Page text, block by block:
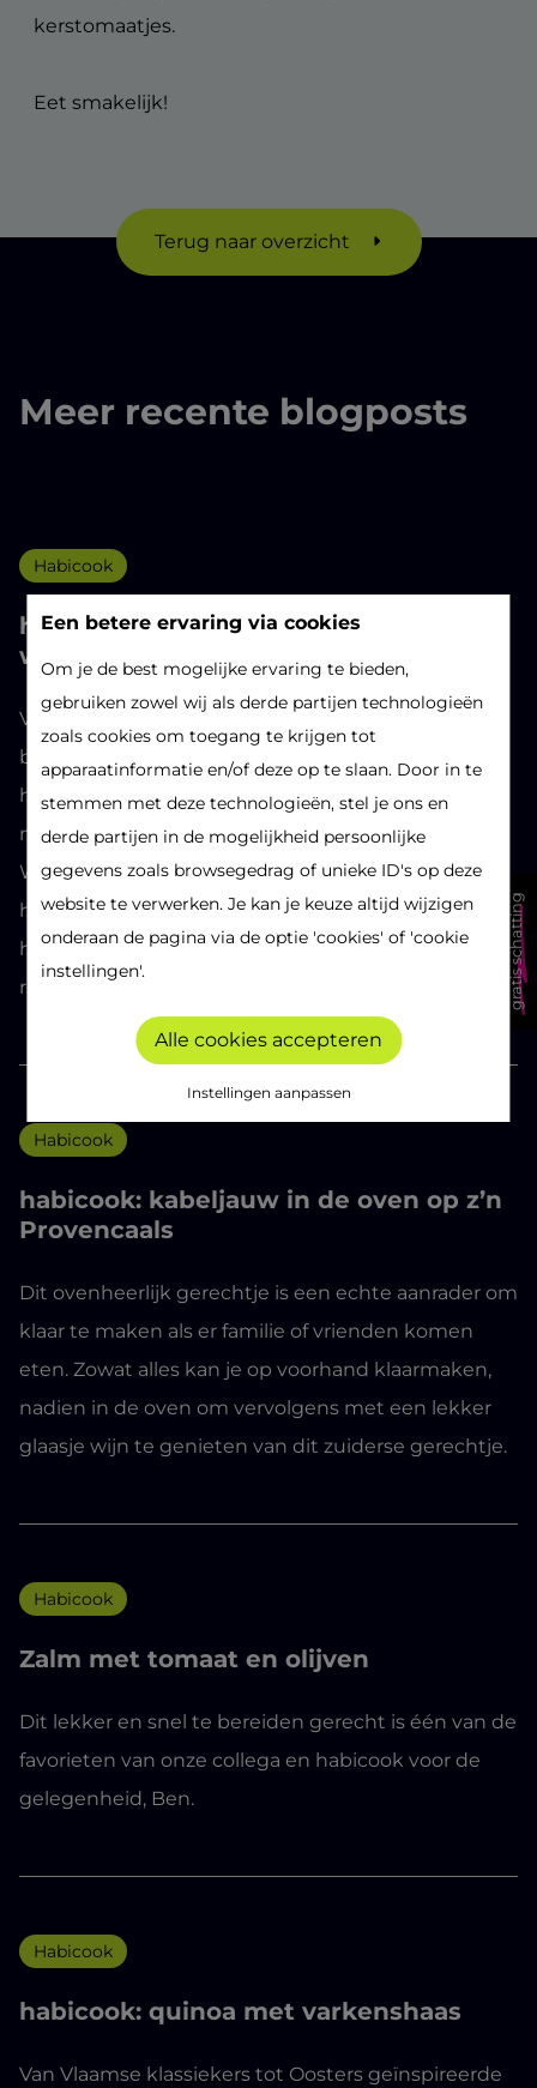
Een betere ervaring via cookies
Om je de best mogelijke ervaring te bieden,
gebruiken zowel wij als derde partijen technologieën
zoals cookies om toegang te krijgen tot
apparaatinformatie en/of deze op te slaan. Door in te
stemmen met deze technologieën, stel je ons en
derde partijen in de mogelijkheid persoonlijke
gegevens zoals browsegedrag of unieke ID's op deze
website te verwerken. Je kan je keuze altijd wijzigen
onderaan de pagina via de optie 'cookies' of 'cookie
instellingen'.
Alle cookies accepteren
Instellingen aanpassen
kerstomaatjes.
Eet smakelijk!
Terug naar overzicht
Meer recente blogposts
Habicook
habicook: heerlijke Cosy Kitchen
waterzooi
Van Vlaamse klassiekers tot Oosters geïnspireerde
bereidingen en van Zuiderse ovenschotels tot
heerlijke desserten, ... Al sinds het prille begin
maakt de "habicook" steevast deel uit van het
Wonen Magazine. In deze rubriek toveren onze
habicom collega's afwisselend met lokale
horecazaken elke keer opnieuw verrukkelijke
recepten uit hun mouw!
Habicook
habicook: kabeljauw in de oven op z’n
Provencaals
Dit ovenheerlijk gerechtje is een echte aanrader om
klaar te maken als er familie of vrienden komen
eten. Zowat alles kan je op voorhand klaarmaken,
nadien in de oven om vervolgens met een lekker
glaasje wijn te genieten van dit zuiderse gerechtje.
Habicook
Zalm met tomaat en olijven
Dit lekker en snel te bereiden gerecht is één van de
favorieten van onze collega en habicook voor de
gelegenheid, Ben.
Habicook
habicook: quinoa met varkenshaas
Van Vlaamse klassiekers tot Oosters geïnspireerde
gratis schatting